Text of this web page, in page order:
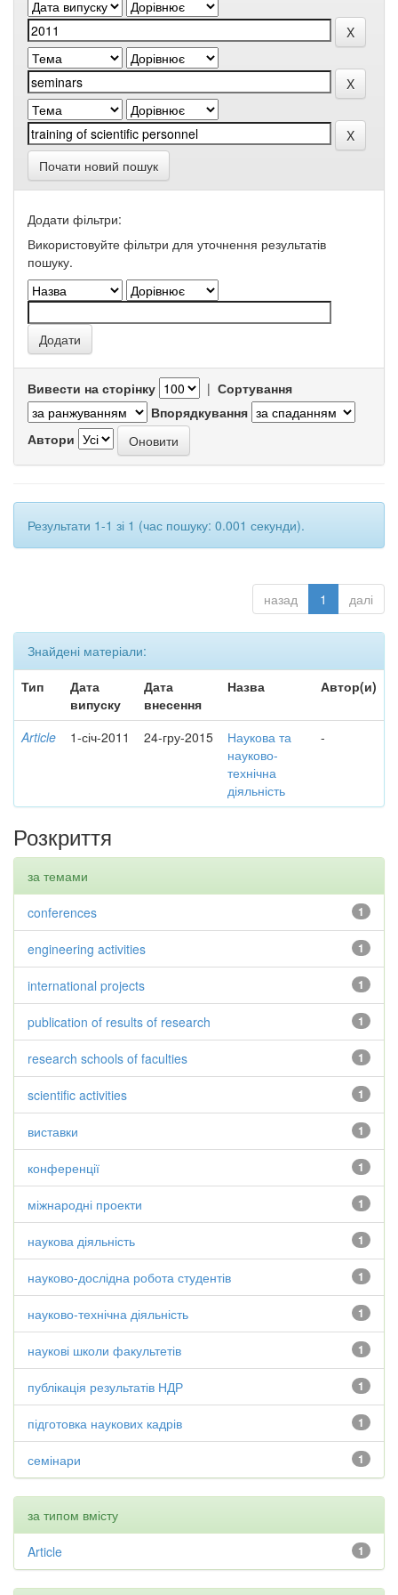
Почати новий пошук
Додати фільтри:
Використовуйте фільтри для уточнення результатів
пошуку.
Вивести на сторінку | Сортування
Впорядкування
Автори
Результати 1-1 зі 1 (час пошуку: 0.001 секунди).
назад 1 далі
Знайдені матеріали:
Тип
Дата
випуску
Дата
внесення
Назва Автор(и)
Article 1-січ-2011 24-гру-2015
Наукова та
науково-
технічна
діяльність
-
Розкриття
за темами
1
conferences
1
engineering activities
1
international projects
1
publication of results of research
1
research schools of faculties
1
scientific activities
1
виставки
1
конференції
1
міжнародні проекти
1
наукова діяльність
1
науково-дослідна робота студентів
1
науково-технічна діяльність
1
наукові школи факультетів
1
публікація результатів НДР
1
підготовка наукових кадрів
1
семінари
за типом вмісту
1
Article